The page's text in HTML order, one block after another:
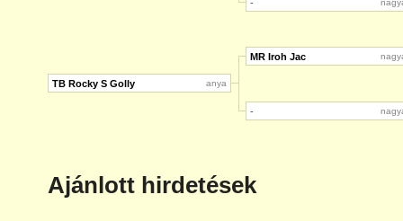
TB Rocky S Golly anya
-
MR Iroh Jac
-
Ajánlott hirdetések